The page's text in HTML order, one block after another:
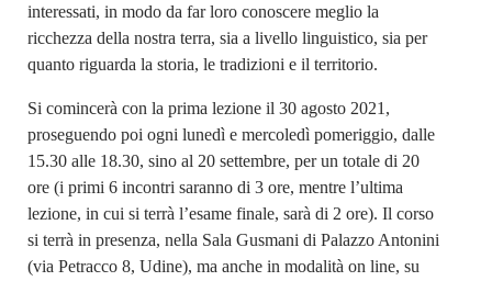
interessati, in modo da far loro conoscere meglio la
ricchezza della nostra terra, sia a livello linguistico, sia per
quanto riguarda la storia, le tradizioni e il territorio.
Si comincerà con la prima lezione il 30 agosto 2021,
proseguendo poi ogni lunedì e mercoledì pomeriggio, dalle
15.30 alle 18.30, sino al 20 settembre, per un totale di 20
ore (i primi 6 incontri saranno di 3 ore, mentre l’ultima
lezione, in cui si terrà l’esame finale, sarà di 2 ore). Il corso
si terrà in presenza, nella Sala Gusmani di Palazzo Antonini
(via Petracco 8, Udine), ma anche in modalità on line, su